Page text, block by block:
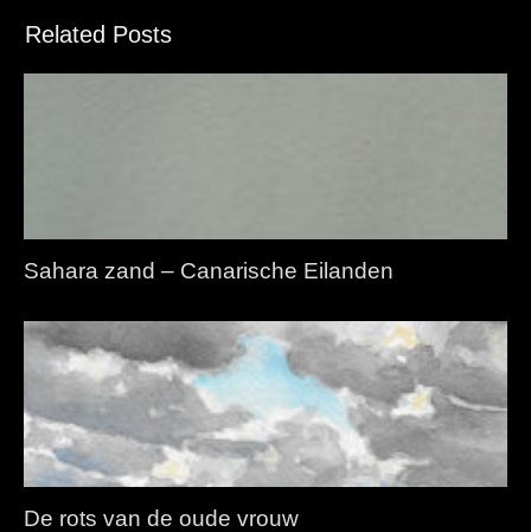
Related Posts
Sahara zand – Canarische Eilanden
De rots van de oude vrouw